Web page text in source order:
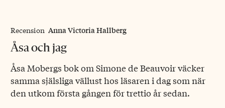
Recension Anna Victoria Hallberg
Åsa och jag
Åsa Mobergs bok om Simone de Beauvoir väcker
samma själsliga vällust hos läsaren i dag som när
den utkom första gången för trettio år sedan.